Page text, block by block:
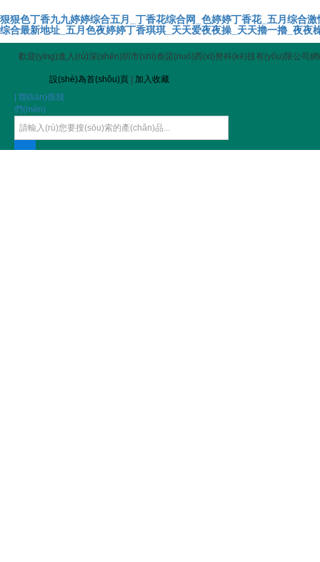
狠狠色丁香九九婷婷综合五月_丁香花综合网_色婷婷丁香花_五月综合
综合最新地址_五月色夜婷婷丁香琪琪_天天爱夜夜操_天天擼一擼_夜
歡迎(yíng)進入(rù)深(shēn)圳市(shì)叁諾(nuò)西(xī)努科(kē)技有(yǒu)限公司網
設(shè)為首(shǒu)頁
加入收藏
| 聯(lián)係我
們(mén)